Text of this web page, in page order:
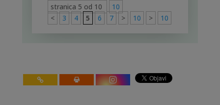
stranica 5 od 10
10
<
3 4 5 6 7 > 10 > 10